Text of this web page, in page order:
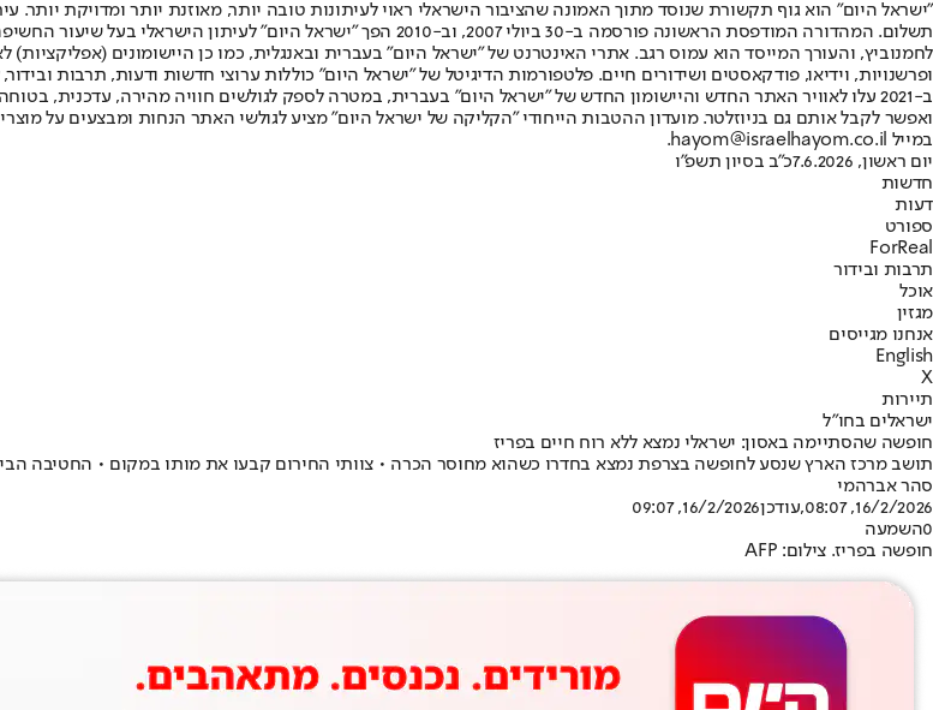
"ישראל היום" הוא גוף תקשורת שנוסד מתוך האמונה שהציבור הישראלי ראוי לעיתונות טובה יותר, מאוזנת יותר ומדויקת יותר.
תשלום. המהדורה המודפסת הראשונה פורסמה ב-30 ביולי 2007, וב-2010 הפך
ופרשנויות, וידיאו, פודקאסטים ושידורים חיים. פלטפורמות הדיגיטל של "ישראל היום" כוללות ערוצי חדשות ודעות, תרבות
ב-2021 עלו לאוויר האתר החדש והיישומון החדש של "ישראל היום" בעברית, במטרה לספק לגולשים חוויה מהירה, עדכנית,
ואפשר לקבל אותם גם בניוזלטר. מועדון ההטבות הייחודי "הקליקה של ישראל היום" מציע לגולשי האתר הנחות ומבצעים על
במייל hayom@israelhayom.co.il.
יום ראשון, 7.6.2026
כ"ב בסיון תשפ"ו
חדשות
דעות
ספורט
ForReal
תרבות ובידור
אוכל
מגזין
אנחנו מגייסים
English
X
תיירות
ישראלים בחו"ל
חופשה שהסתיימה באסון: ישראלי נמצא ללא רוח חיים בפריז
תושב מרכז הארץ שנסע לחופשה בצרפת נמצא בחדרו כשהוא מחוסר הכרה • צוותי החירום קבעו את מותו במקום • החטיבה
סהר אברהמי
16/2/2026, 08:07
,עודכן16/2/2026, 09:07
0השמעה
חופשה בפריז. צילום: AFP